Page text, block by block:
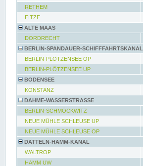
RETHEM
EITZE
ALTE MAAS
DORDRECHT
BERLIN-SPANDAUER-SCHIFFFAHRTSKANAL
BERLIN-PLÖTZENSEE OP
BERLIN-PLÖTZENSEE UP
BODENSEE
KONSTANZ
DAHME-WASSERSTRASSE
BERLIN-SCHMÖCKWITZ
NEUE MÜHLE SCHLEUSE UP
NEUE MÜHLE SCHLEUSE OP
DATTELN-HAMM-KANAL
WALTROP
HAMM UW